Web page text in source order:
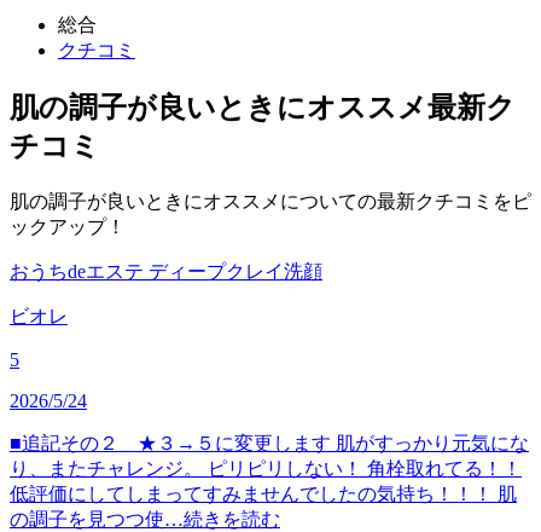
総合
クチコミ
肌の調子が良いときにオススメ最新ク
チコミ
肌の調子が良いときにオススメについての最新クチコミをピ
ックアップ！
おうちdeエステ ディープクレイ洗顔
ビオレ
5
2026/5/24
■追記その２ ★３→５に変更します 肌がすっかり元気にな
り、またチャレンジ。 ピリピリしない！ 角栓取れてる！！
低評価にしてしまってすみませんでしたの気持ち！！！ 肌
の調子を見つつ使…続きを読む